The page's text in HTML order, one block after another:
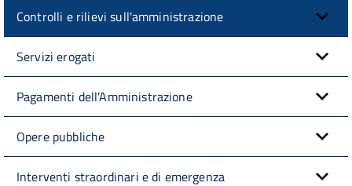
Controlli e rilievi sull'amministrazione
Servizi erogati
Pagamenti dell'Amministrazione
Opere pubbliche
Interventi straordinari e di emergenza